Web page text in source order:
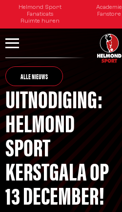
Helmond Sport Academie
Fanaticats
Fanstore
Ruimte huren
ALLE NIEUWS
UITNODIGING:
HELMOND
SPORT
KERSTGALA OP
13 DECEMBER!